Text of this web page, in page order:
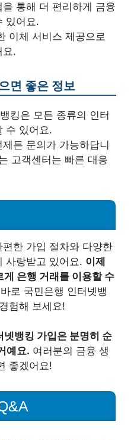
통해 더 편리하게 금융
있어요.
이체 서비스 제공으로
요.
면 좋은 정보
킹은 모든 종류의 인터
수 있어요.
든 문의가 가능하답니
고객센터는 빠른 대응
한 가입 절차와 다양한
사랑받고 있어요. 이제
은행 거래를 이용할 수
로 국민은행 인터넷뱅
험해 보세요!
뱅킹 가입은 분명히 순
예요. 여러분의 금융 생
좋겠어요!